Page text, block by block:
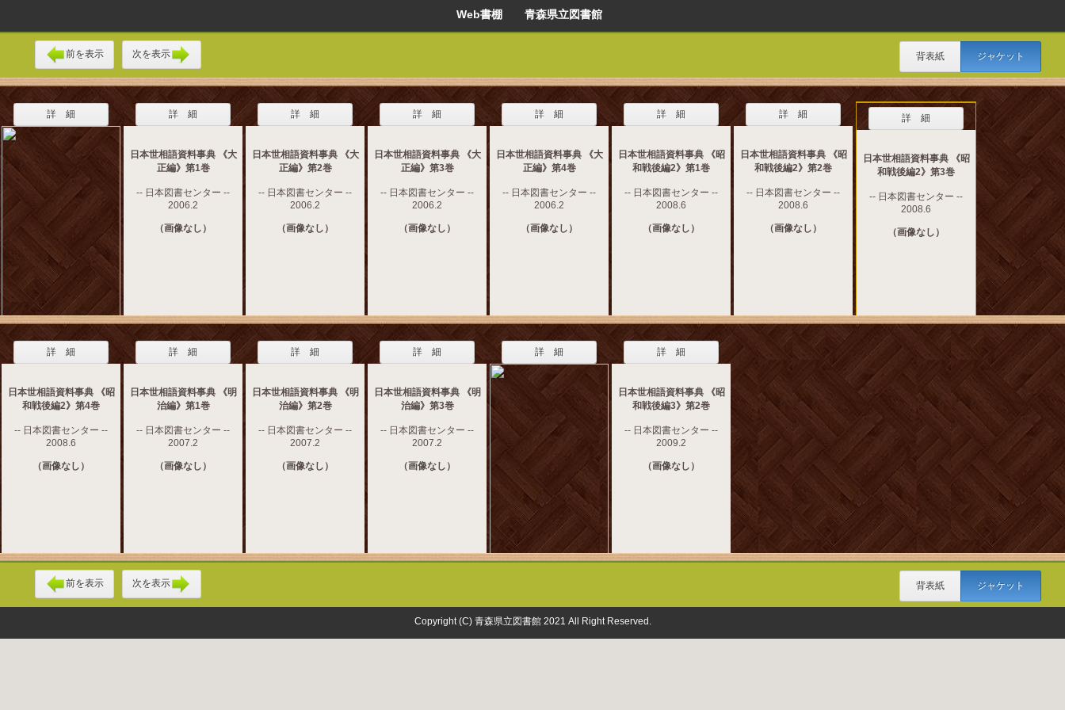
Web書棚 青森県立図書館
前を表示 次を表示 背表紙 ジャケット
詳 細 詳 細
日本世相語資料事典 《大
正編》第1巻
-- 日本図書センター --
2006.2
（画像なし）
詳 細
日本世相語資料事典 《大
正編》第2巻
-- 日本図書センター --
2006.2
（画像なし）
詳 細
日本世相語資料事典 《大
正編》第3巻
-- 日本図書センター --
2006.2
（画像なし）
詳 細
日本世相語資料事典 《大
正編》第4巻
-- 日本図書センター --
2006.2
（画像なし）
詳 細
日本世相語資料事典 《昭
和戦後編2》第1巻
-- 日本図書センター --
2008.6
（画像なし）
詳 細
日本世相語資料事典 《昭
和戦後編2》第2巻
-- 日本図書センター --
2008.6
（画像なし）
詳 細
日本世相語資料事典 《昭
和戦後編2》第3巻
-- 日本図書センター --
2008.6
（画像なし）
詳 細
日本世相語資料事典 《昭
和戦後編2》第4巻
-- 日本図書センター --
2008.6
（画像なし）
詳 細
日本世相語資料事典 《明
治編》第1巻
-- 日本図書センター --
2007.2
（画像なし）
詳 細
日本世相語資料事典 《明
治編》第2巻
-- 日本図書センター --
2007.2
（画像なし）
詳 細
日本世相語資料事典 《明
治編》第3巻
-- 日本図書センター --
2007.2
（画像なし）
詳 細 詳 細
日本世相語資料事典 《昭
和戦後編3》第2巻
-- 日本図書センター --
2009.2
（画像なし）
前を表示 次を表示 背表紙 ジャケット
Copyright (C) 青森県立図書館 2021 All Right Reserved.